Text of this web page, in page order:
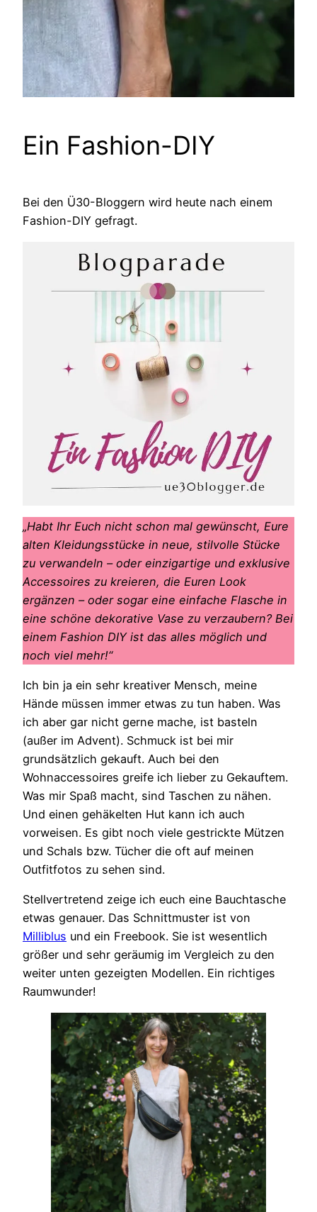
Ein Fashion-DIY
Bei den Ü30-Bloggern wird heute nach einem
Fashion-DIY gefragt.
„Habt Ihr Euch nicht schon mal gewünscht, Eure
alten Kleidungsstücke in neue, stilvolle Stücke
zu verwandeln – oder einzigartige und exklusive
Accessoires zu kreieren, die Euren Look
ergänzen – oder sogar eine einfache Flasche in
eine schöne dekorative Vase zu verzaubern? Bei
einem Fashion DIY ist das alles möglich und
noch viel mehr!“
Ich bin ja ein sehr kreativer Mensch, meine
Hände müssen immer etwas zu tun haben. Was
ich aber gar nicht gerne mache, ist basteln
(außer im Advent). Schmuck ist bei mir
grundsätzlich gekauft. Auch bei den
Wohnaccessoires greife ich lieber zu Gekauftem.
Was mir Spaß macht, sind Taschen zu nähen.
Und einen gehäkelten Hut kann ich auch
vorweisen. Es gibt noch viele gestrickte Mützen
und Schals bzw. Tücher die oft auf meinen
Outfitfotos zu sehen sind.
Stellvertretend zeige ich euch eine Bauchtasche
etwas genauer. Das Schnittmuster ist von
Milliblus und ein Freebook. Sie ist wesentlich
größer und sehr geräumig im Vergleich zu den
weiter unten gezeigten Modellen. Ein richtiges
Raumwunder!